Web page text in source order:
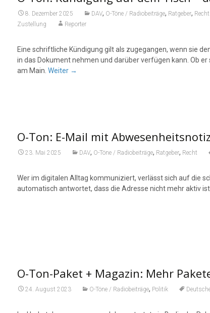
8. Dezember 2025 DAV, O-Töne / Radiobeiträge, Ratgeber, Recht
Zustellung Reporter
Eine schriftliche Kündigung gilt als zugegangen, wenn sie
in das Dokument nehmen und darüber verfügen kann. Ob
am Main. Weiter →
O-Ton: E-Mail mit
23. Mai 2025 DAV, O-Töne / Radiobeiträge, Ratgeber, Recht
Wer im digitalen Alltag kommuniziert, verlässt sich auf die
automatisch antwortet, dass die Adresse nicht mehr aktiv
O-Ton-Paket + Magazin: Mehr
24. August 2023 O-Töne / Radiobeiträge, Politik